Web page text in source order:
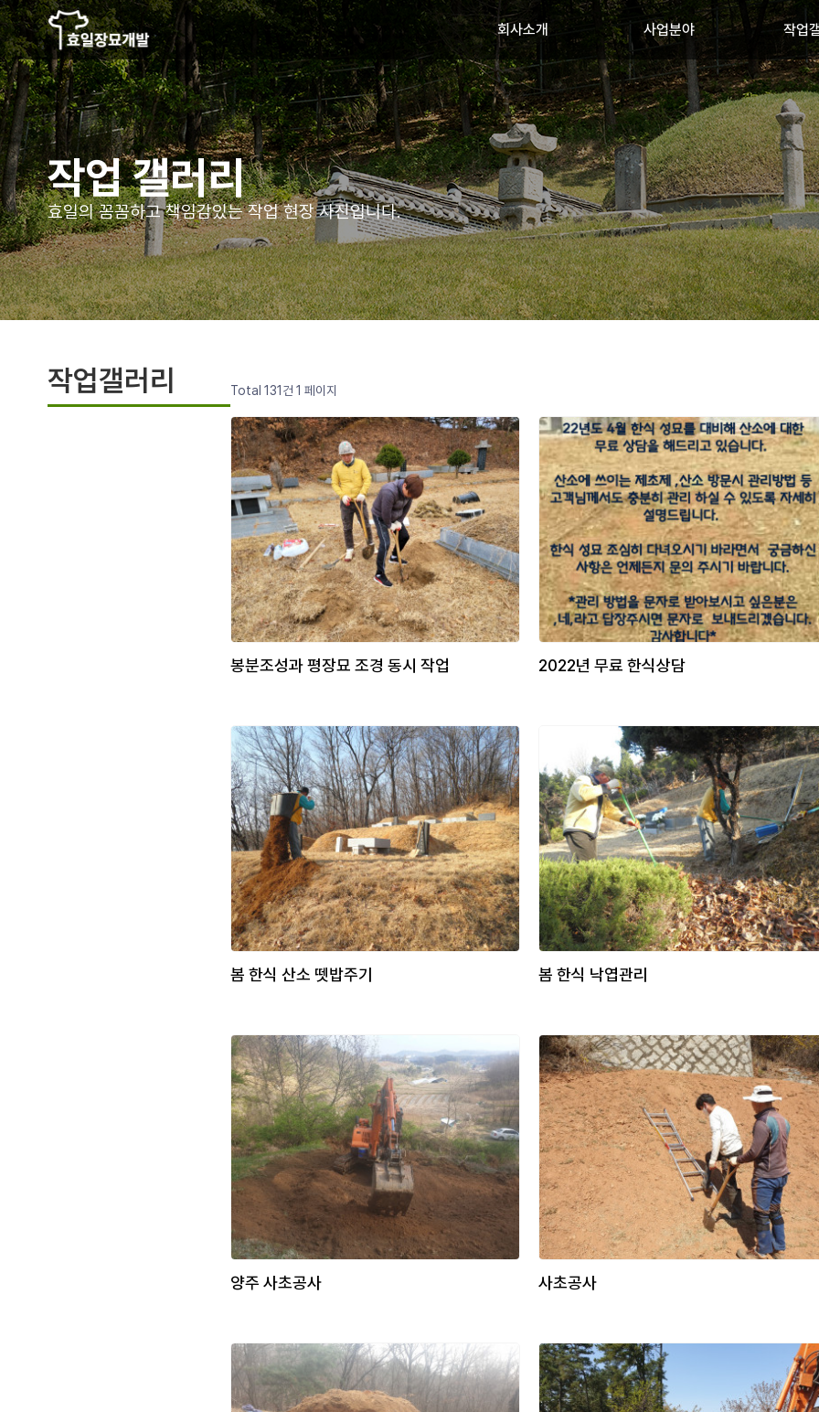
회사소개 사업분야 작업
작업 갤러리
효일의 꼼꼼하고 책임감있는작업 현장 사진입니다.
작업갤러리 Total 131건 1 페이지
봉분조성과 평장묘 조경 동시 작업 2022년 무료 한식상담
봄 한식 산소 뗏밥주기 봄 한식 낙엽관리
양주 사초공사 사초공사